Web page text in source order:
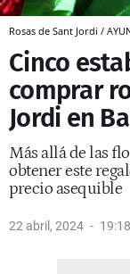
Rosas de Sant Jordi /
Cinco
comprar
Jordi en
Más allá de las
obtener este
precio asequible
22 abril, 2024 19:18